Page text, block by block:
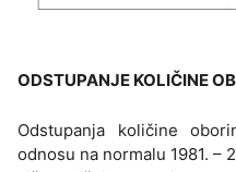
ODSTUPANJE KOLIČINE
Odstupanja količine
odnosu na normalu 1981. –